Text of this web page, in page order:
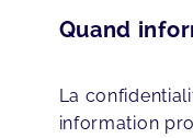
Quand
La
information